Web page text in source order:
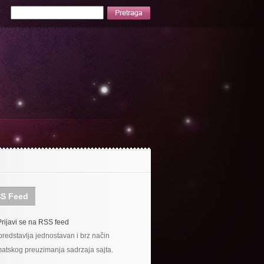
Feed
se na RSS feed
jednostavan i brz način
preuzimanja sadrzaja sajta.